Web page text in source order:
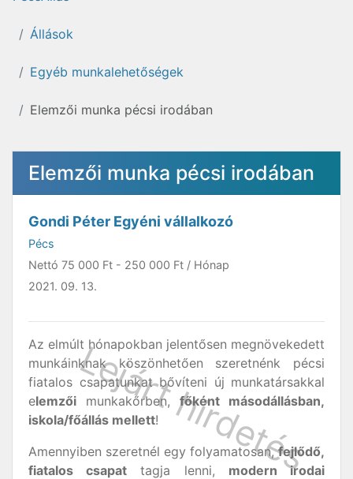
Állások
Egyéb munkalehetőségek
Elemzői munka pécsi irodában
Elemzői munka pécsi irodában
Gondi Péter Egyéni vállalkozó
Pécs
Nettó 75 000 Ft - 250 000 Ft / Hónap
2021. 09. 13.
Az elmúlt hónapokban jelentősen megnövekedett
munkáinknak köszönhetően szeretnénk pécsi
fiatalos csapatunkat bővíteni új munkatársakkal
elemzői munkakőrben, főként másodállásban,
iskola/főállás mellett!
Amennyiben szeretnél egy folyamatosan,fejlődő,
fiatalos csapat tagja lenni, modern irodai